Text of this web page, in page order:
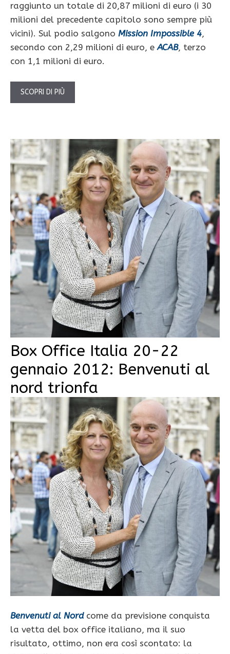
raggiunto un totale di 20,87 milioni di euro (i 30
milioni del precedente capitolo sono sempre più
vicini). Sul podio salgono Mission Impossible 4,
secondo con 2,29 milioni di euro, eACAB, terzo
con 1,1 milioni di euro.
SCOPRI DI PIÙ
Box Office Italia 20-22
gennaio 2012: Benvenuti al
nord trionfa
Benvenuti al Nordcome da previsione conquista
la vetta del box office italiano, ma il suo
risultato, ottimo, non era così scontato: la